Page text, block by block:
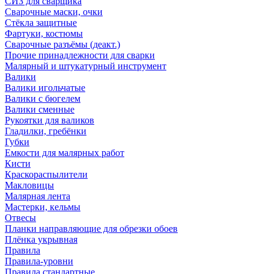
Сварочные маски, очки
Стёкла защитные
Фартуки, костюмы
Сварочные разъёмы (деакт.)
Прочие принадлежности для сварки
Малярный и штукатурный инструмент
Валики
Валики игольчатые
Валики с бюгелем
Валики сменные
Рукоятки для валиков
Гладилки, гребёнки
Губки
Емкости для малярных работ
Кисти
Краскораспылители
Макловицы
Малярная лента
Мастерки, кельмы
Отвесы
Планки направляющие для обрезки обоев
Плёнка укрывная
Правила
Правила-уровни
Правила стандартные